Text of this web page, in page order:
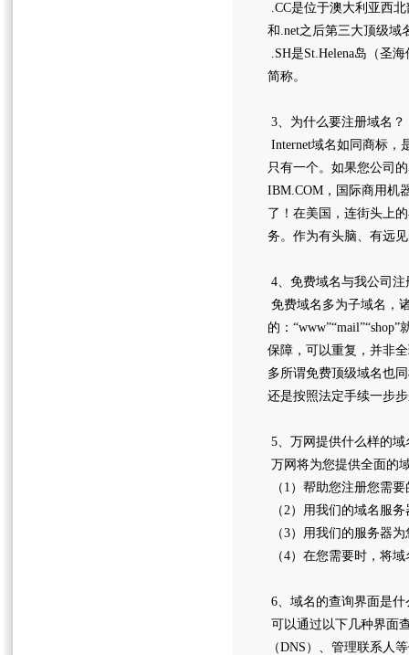
.CC是位于澳大利亚西
和.net之后第三大顶级域
.SH是St.Helena岛（圣
简称。
3、为什么要注册域名？
Internet域名如同商标，
只有一个。如果您公司的
IBM.COM，国际商用机
了！在美国，连街头上
务。作为有头脑、有远
4、免费域名与我公司
免费域名多为子域名，诸
的：
保障，可以重复，并非
多所谓免费顶级域名也
还是按照法定手续一步
5、万网提供什么样的
万网将为您提供全面的
（1）帮助您注册您需
（2）用我们的域名服
（3）用我们的服务器
（4）在您需要时，将
6、域名的查询界面是
可以通过以下几种界面
（DNS）、管理联系人